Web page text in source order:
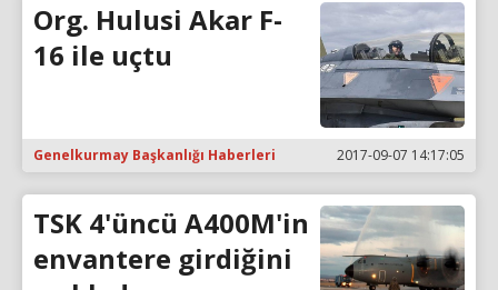
Org. Hulusi Akar F-
16 ile uçtu
Genelkurmay Başkanlığı Haberleri 2017-09-07 14:17:05
TSK 4'üncü A400M'in
envantere girdiğini